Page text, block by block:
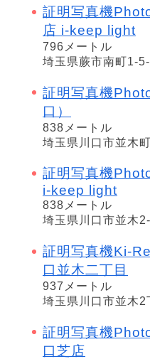
証明写真機
店 i-keep light
796メートル
埼玉県蕨市南町1-
証明写真機
口）
838メートル
埼玉県川口市並木
証明写真機
i-keep light
838メートル
埼玉県川口市並木
証明写真機Ki-
口並木二丁目
937メートル
埼玉県川口市並木
証明写真機
口芝店